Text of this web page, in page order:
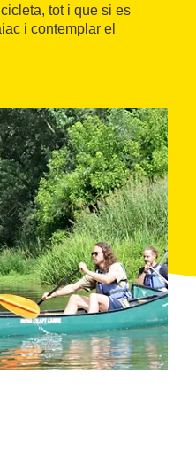
tot i que si es
i contemplar el